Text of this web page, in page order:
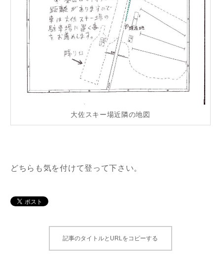
大佐スキー場近隣の地図
どちらも気を付けて登って下さい。
記事のタイトルとURLをコピーする